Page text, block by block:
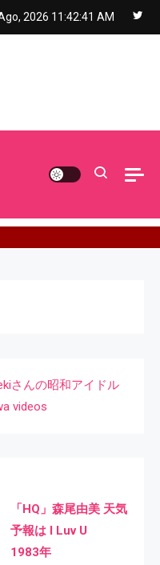
2026 11:42:42 AM
さんの昭和アイドル
videos
「HQ」森尾由美 天気
予報は I Luv U
1983年